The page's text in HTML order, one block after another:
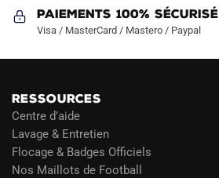
Paiements 100% Sécurisé
Visa / MasterCard / Mastero / Paypal
RESSOURCES
Centre d’aide
Lavage & Entretien
Flocage & Badges Officiels
Nos Maillots de Football